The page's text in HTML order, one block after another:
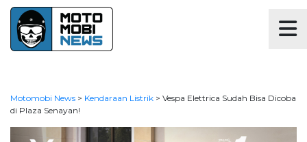
Motomobi News > Kendaraan Listrik > Vespa Elettrica Sudah Bisa Dicoba
di Plaza Senayan!